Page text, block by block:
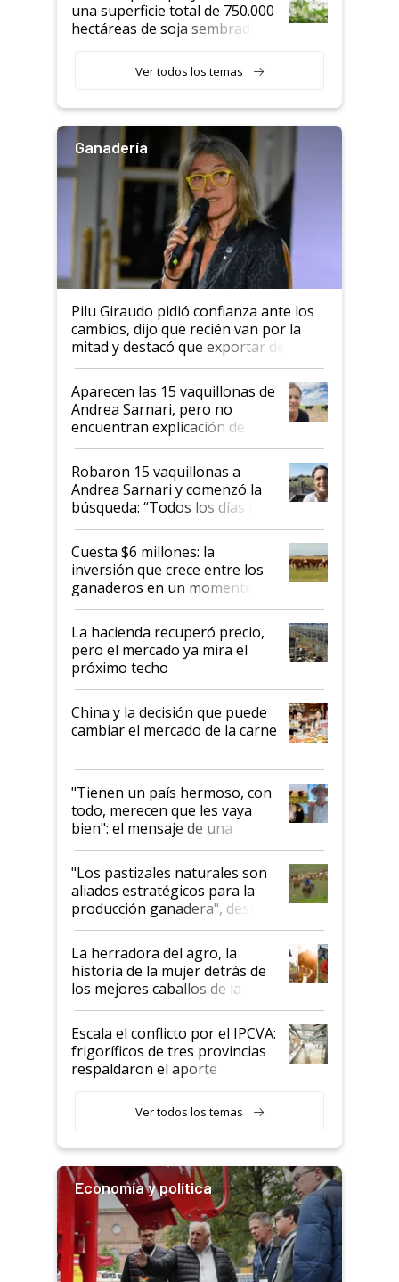
una superficie total de 750.000
hectáreas de soja sembradas
variedades que marcan un
salto tecnológico en genética y
Ver todos los temas
Ganadería
Pilu Giraudo pidió confianza ante los
cambios, dijo que recién van por la
mitad y destacó que exportar dejó de
ser "para unos pocos": "Tenemos un
mandato muy claro del gobierno
nacional"
Aparecen las 15 vaquillonas de
Andrea Sarnari, pero no
encuentran explicación de
cómo llegaron allí
Robaron 15 vaquillonas a
Andrea Sarnari y comenzó la
búsqueda: “Todos los días le
toca a algún productor”
Cuesta $6 millones: la
inversión que crece entre los
ganaderos en un momento
histórico para la actividad
La hacienda recuperó precio,
pero el mercado ya mira el
próximo techo
China y la decisión que puede
cambiar el mercado de la carne
"Tienen un país hermoso, con
todo, merecen que les vaya
bien": el mensaje de una
ganadera uruguaya sobre las
oportunidades que se abren
para el agro en Argentina, con
foco en la carne
"Los pastizales naturales son
aliados estratégicos para la
producción ganadera", destaca
la iniciativa que ya reúne a 46
establecimientos en Argentina
La herradora del agro, la
historia de la mujer detrás de
los mejores caballos de la
Argentina y los mitos que
todavía hacen sufrir a estos
animales: "Mientras me
descalificaban, yo seguí
haciendo currículum"
Escala el conflicto por el IPCVA:
frigoríficos de tres provincias
respaldaron el aporte
Ver todos los temas
Economía y política